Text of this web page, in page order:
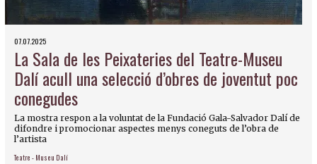
07.07.2025
La Sala de les Peixateries del Teatre-Museu
Dalí acull una selecció d’obres de joventut poc
conegudes
La mostra respon a la voluntat de la Fundació Gala-Salvador Dalí de
difondre i promocionar aspectes menys coneguts de l’obra de
l’artista
Teatre - Museu Dalí